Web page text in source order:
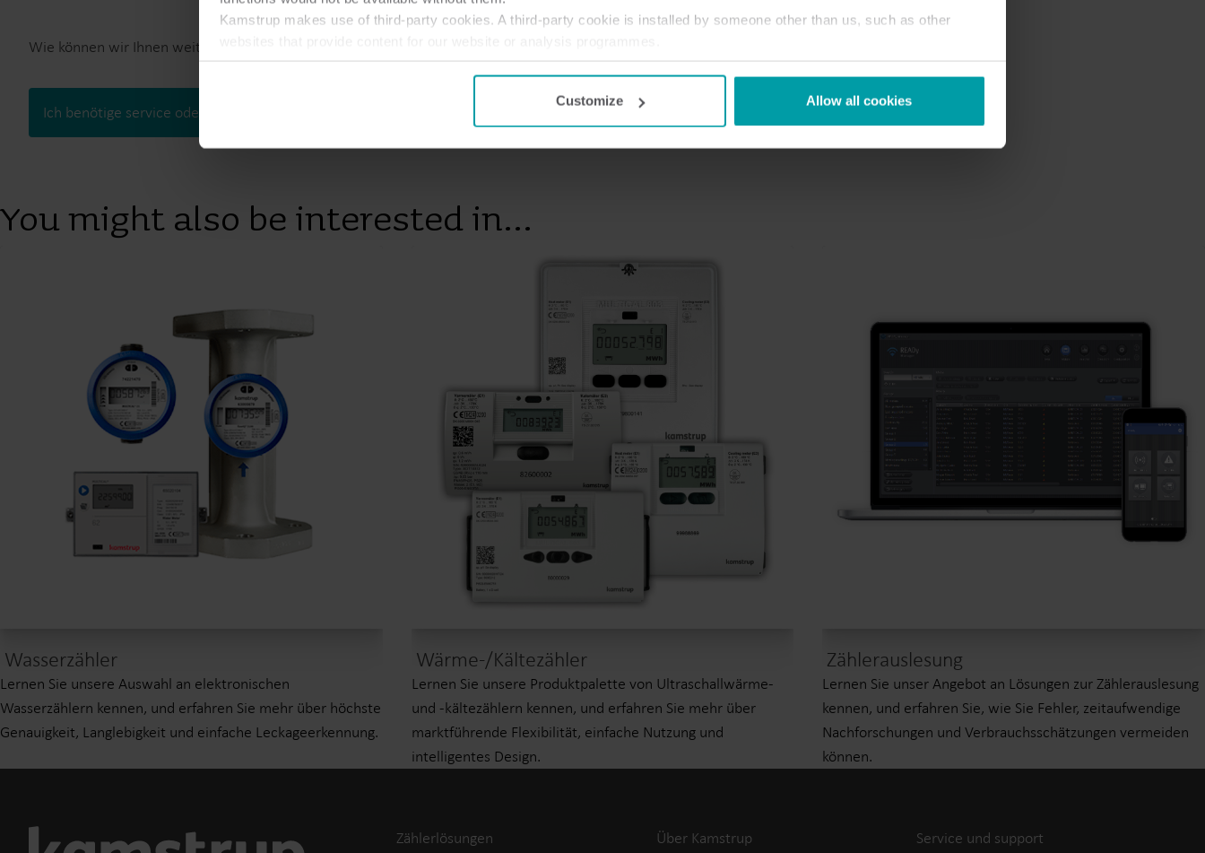
Kamstrup makes use of third-party cookies. A third-party cookie is installed by someone other than us, such as other
websites that provide content for our website or analysis programmes.
You can at any time change or withdraw your consent from the Cookie Declarationhere.
Customize Allow all cookies
Technical information
Technical information
Technical documentation
Wie können wir Ihnen weiterhelfen?
Ich benötige service oder support Ich möchte ein projekt besprechen/angebot
You might also be interested in...
Wasserzähler
Lernen Sie unsere Auswahl an elektronischen
Wasserzählern kennen, und erfahren Sie mehr über höchste
Genauigkeit, Langlebigkeit und einfache Leckageerkennung.
Wärme-/Kältezähler
Lernen Sie unsere Produktpalette von Ultraschallwärme-
und -kältezählern kennen, und erfahren Sie mehr über
marktführende Flexibilität, einfache Nutzung und
intelligentes Design.
Zählerauslesung
Lernen Sie unser Angebot an Lösungen zur Zählerauslesung
kennen, und erfahren Sie, wie Sie Fehler, zeitaufwendige
Nachforschungen und Verbrauchsschätzungen vermeiden
können.
Zählerlösungen Über Kamstrup Service und support